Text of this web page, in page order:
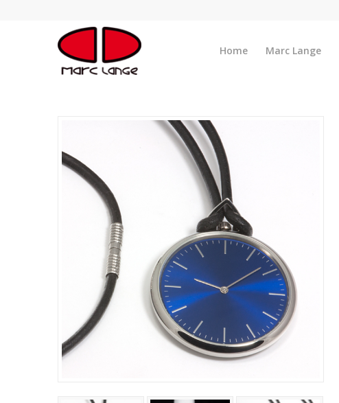
Home Marc Lange